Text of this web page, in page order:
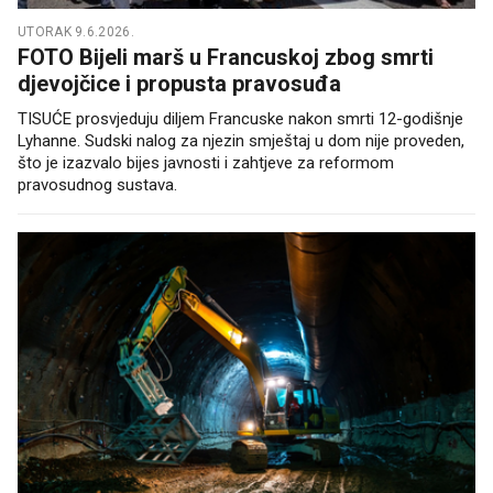
UTORAK 9.6.2026.
FOTO Bijeli marš u Francuskoj zbog smrti
djevojčice i propusta pravosuđa
TISUĆE prosvjeduju diljem Francuske nakon smrti 12-godišnje
Lyhanne. Sudski nalog za njezin smještaj u dom nije proveden,
što je izazvalo bijes javnosti i zahtjeve za reformom
pravosudnog sustava.